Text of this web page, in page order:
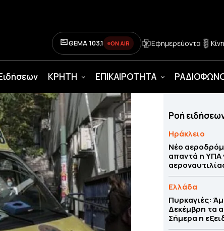
ΘΕΜΑ 103.1 ON AIR Εφημερεύοντα
ΚΡΗΤΗ ΕΠΙΚΑΙΡΟΤΗΤΑ
Ροή
Ηράκλειο
Νέο
απαντά η ΥΠΑ
Ελλάδα
Πυρκαγιές:
Δεκέμβρη τα
Σήμερα η